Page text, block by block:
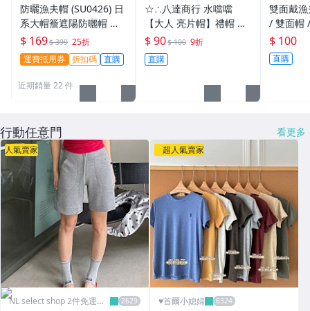
防曬漁夫帽 (SU0426) 日
系大帽簷遮陽防曬帽 遮
陽帽 鴨舌帽
$ 169$ 399 25折
運費抵用券 折扣碼 直購
近期銷量 22 件
☆∴八達商行 水噹噹
【大人 亮片帽】禮帽 紳
士帽 爵士帽 鴨舌帽 亮片
帽 特價$90元
$ 90$ 100 9折
直購
雙面戴
/ 雙面帽
本布 /
住民漁
$ 100
直購
行動任意門 看更多
人氣賣家
NL select shop 2件免運可
超人氣賣家
♥️首爾小媳婦